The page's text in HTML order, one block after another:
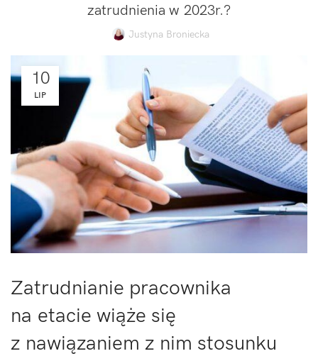
zatrudnienia w 2023r.?
Justyna Broniecka
10
LIP
Zatrudnianie pracownika
na etacie wiąże się
z nawiązaniem z nim stosunku